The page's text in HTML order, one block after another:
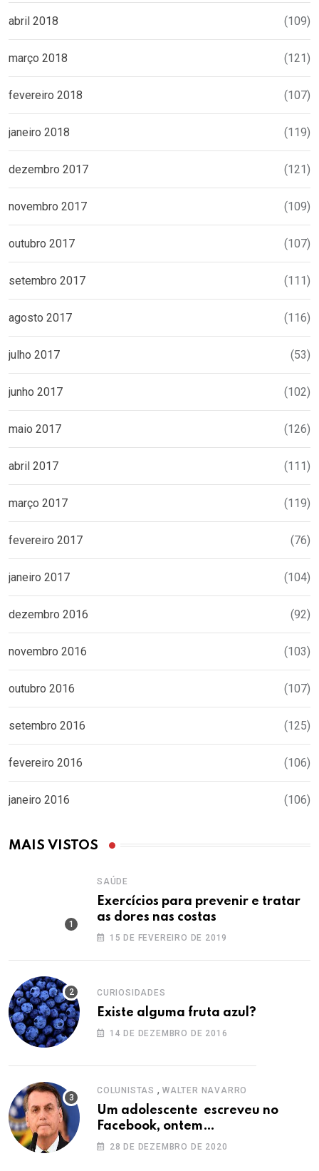
abril 2018 (109)
março 2018 (121)
fevereiro 2018 (107)
janeiro 2018 (119)
dezembro 2017 (121)
novembro 2017 (109)
outubro 2017 (107)
setembro 2017 (111)
agosto 2017 (116)
julho 2017 (53)
junho 2017 (102)
maio 2017 (126)
abril 2017 (111)
março 2017 (119)
fevereiro 2017 (76)
janeiro 2017 (104)
dezembro 2016 (92)
novembro 2016 (103)
outubro 2016 (107)
setembro 2016 (125)
fevereiro 2016 (106)
janeiro 2016 (106)
MAIS VISTOS
SAÚDE
Exercícios para prevenir e tratar
as dores nas costas
15 DE FEVEREIRO DE 2019
CURIOSIDADES
Existe alguma fruta azul?
14 DE DEZEMBRO DE 2016
COLUNISTAS , WALTER NAVARRO
Um adolescente escreveu no
Facebook, ontem…
28 DE DEZEMBRO DE 2020